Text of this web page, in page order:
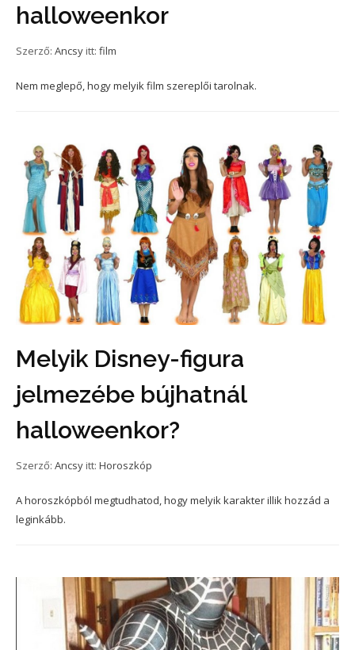
halloweenkor
Szerző: Ancsy itt: film
Nem meglepő, hogy melyik film szereplői tarolnak.
Melyik Disney-figura
jelmezébe bújhatnál
halloweenkor?
Szerző: Ancsy itt: Horoszkóp
A horoszkópból megtudhatod, hogy melyik karakter illik hozzád a
leginkább.